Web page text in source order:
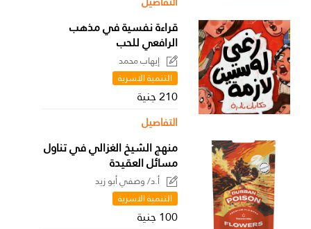
قراءة نفسية في مذهب
الرافعي للحب
إيهاب محمد
التنمية الاسرية
210 جنية
التفاصيل
منهج الشيخ الغزالي في تناول
مسائل العقيدة
أ.د/ وصفي أبو زيد
التنمية الاسرية
100 جنية